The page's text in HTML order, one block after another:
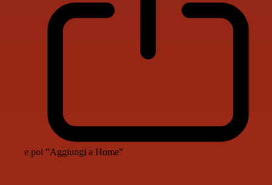
e poi "Aggiungi a Home"